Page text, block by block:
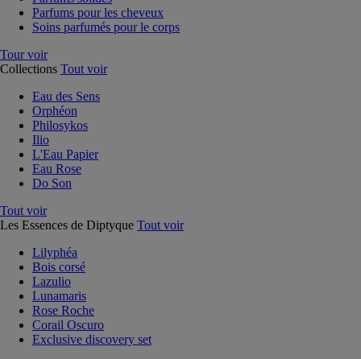
Parfums pour les cheveux
Soins parfumés pour le corps
Tour voir
Collections Tout voir
Eau des Sens
Orphéon
Philosykos
Ilio
L'Eau Papier
Eau Rose
Do Son
Tout voir
Les Essences de Diptyque Tout voir
Lilyphéa
Bois corsé
Lazulio
Lunamaris
Rose Roche
Corail Oscuro
Exclusive discovery set